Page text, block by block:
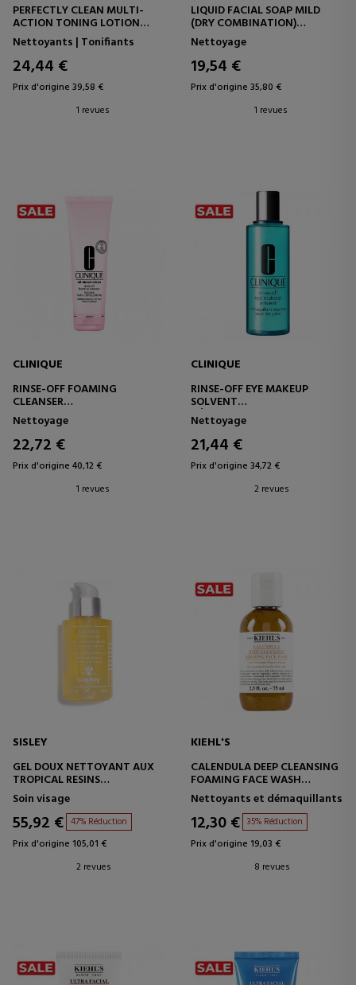
PERFECTLY CLEAN MULTI-
ACTION TONING LOTION
LOTION TONIQUE POUR LE
VISAGE
Nettoyants | Tonifiants
24,44 €
Prix d'origine 39,58 €
1 revues
LIQUID FACIAL SOAP MILD
(DRY COMBINATION)
GEL NETTOYANT VISAGE
Nettoyage
19,54 €
Prix d'origine 35,80 €
1 revues
CLINIQUE
RINSE-OFF FOAMING
CLEANSER
NETTOYANT VISAGE
Nettoyage
22,72 €
Prix d'origine 40,12 €
1 revues
CLINIQUE
RINSE-OFF EYE MAKEUP
SOLVENT
DÉMAQUILLANT POUR LES
YEUX
Nettoyage
21,44 €
Prix d'origine 34,72 €
2 revues
SISLEY
GEL DOUX NETTOYANT AUX
TROPICAL RESINS
GEL NETTOYANT VISAGE
Soin visage
55,92 € 47% Réduction
Prix d'origine 105,01 €
2 revues
KIEHL'S
CALENDULA DEEP CLEANSING
FOAMING FACE WASH
GEL NETTOYANT VISAGE
Nettoyants et démaquillants
12,30 € 35% Réduction
Prix d'origine 19,03 €
8 revues